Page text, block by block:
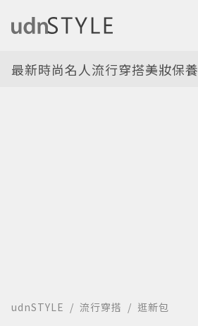
最新時尚名人流行穿搭美妝保養
udnSTYLE 流行穿搭 逛新包